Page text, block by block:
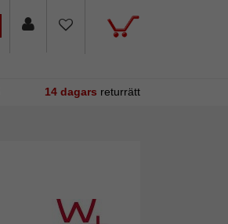
14 dagars returrätt